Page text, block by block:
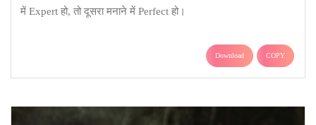
में Expert हो, तो दूसरा मनाने में Perfect हो।
Download COPY